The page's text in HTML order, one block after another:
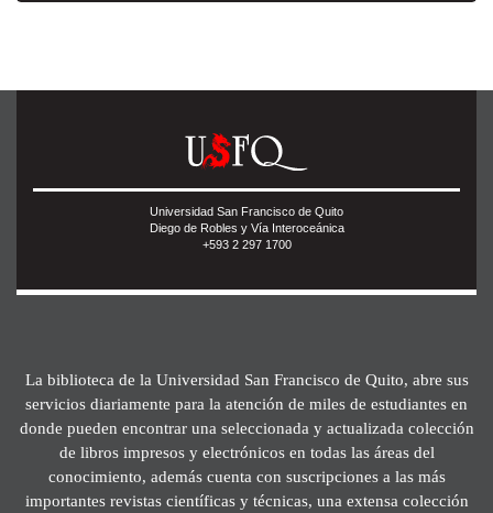
Universidad San Francisco de Quito
Diego de Robles y Vía Interoceánica
+593 2 297 1700
La biblioteca de la Universidad San Francisco de Quito, abre sus
servicios diariamente para la atención de miles de estudiantes en
donde pueden encontrar una seleccionada y actualizada colección
de libros impresos y electrónicos en todas las áreas del
conocimiento, además cuenta con suscripciones a las más
importantes revistas científicas y técnicas, una extensa colección